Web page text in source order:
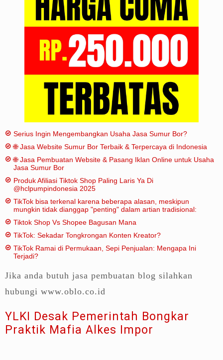
Serius Ingin Mengembangkan Usaha Jasa Sumur Bor?
🌐 Jasa Website Sumur Bor Terbaik & Terpercaya di Indonesia
🌐 Jasa Pembuatan Website & Pasang Iklan Online untuk Usaha
Jasa Sumur Bor
Produk Afiliasi Tiktok Shop Paling Laris Ya Di
@hclpumpindonesia 2025
TikTok bisa terkenal karena beberapa alasan, meskipun
mungkin tidak dianggap "penting" dalam artian tradisional:
Tiktok Shop Vs Shopee Bagusan Mana
TikTok: Sekadar Tongkrongan Konten Kreator?
TikTok Ramai di Permukaan, Sepi Penjualan: Mengapa Ini
Terjadi?
Jika anda butuh jasa pembuatan blog silahkan
hubungi www.oblo.co.id
YLKI Desak Pemerintah Bongkar
Praktik Mafia Alkes Impor
Sitemap